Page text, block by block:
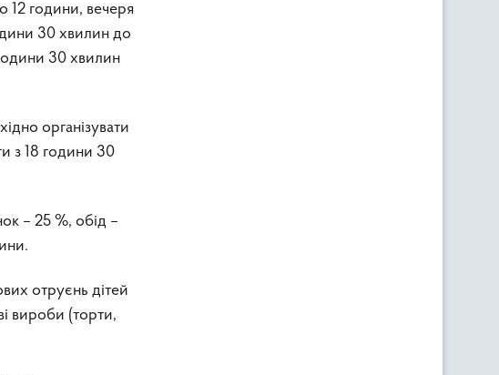
12 години, вечеря
30 хвилин до
30 хвилин
організувати
з 18 години 30
– 25 %, обід –
отруєнь дітей
вироби (торти,